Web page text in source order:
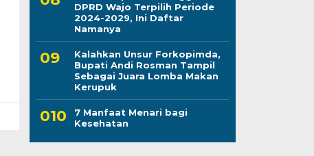
DPRD Wajo Terpilih Periode
2024-2029, Ini Daftar
Namanya
Kalahkan Unsur Forkopimda,
Bupati Andi Rosman Tampil
Sebagai Juara Lomba Makan
Kerupuk
7 Manfaat Menari bagi
Kesehatan